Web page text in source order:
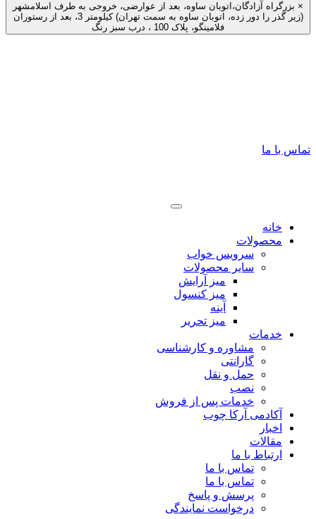
× بزرگراه آزادگان،اتوبان ساوه، بعد از عوارضی، خروجی به طرف اسلامشهر
(زیر گذر را دور زده، اتوبان ساوه به سمت تهران) کیلومتر 3، بعد از رستوران
فلامینگو، پلاک 100 ، درب سبز رنگ
تماس با ما
خانه
محصولات
سرویس خواب
سایر محصولات
میز آرایش
میز کنسول
آینه
میز تحریر
خدمات
مشاوره و کارشناسی
گارانتی
حمل و نقل
نصب
خدمات پس از فروش
آکادمی آرکا چوب
اخبار
مقالات
ارتباط با ما
تماس با ما
تماس با ما
پرسش و پاسخ
درخواست نمایندگی